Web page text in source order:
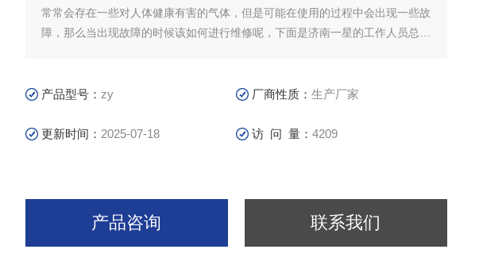
常常会存在一些对人体健康有害的气体，但是可能在使用的过程中会出现一些故
障，那么当出现故障的时候该如何进行维修呢，下面是济南一星的工作人员总结
这种情况可能是由佩戴不正确造成的，这个时候你就需要检查面罩与脸部各个部
产品型号： zy 厂商性质：生产厂家
更新时间： 2025-07-18 访 问 量：4209
产品咨询 联系我们